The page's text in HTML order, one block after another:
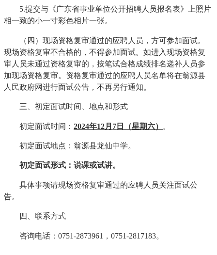
5.提交与《广东省事业单位公开招聘人员报名表》上照片
相一致的小一寸彩色相片一张。
（四）现场资格复审通过的应聘人员，方可参加面试。
现场资格复审不合格的，不得参加面试。如进入现场资格复
审人员未通过资格复审的，按笔试合格成绩排名递补人员参
加现场资格复审。资格复审通过的应聘人员名单将在翁源县
人民政府网进行面试公告，不再另行通知。
三、初定面试时间、地点和形式
初定面试时间：2024年12月 7日（星期六） 。
初定面试地点：翁源县龙仙中学。
初定面试形式：说课或试讲。
具体事项请现场资格复审通过的应聘人员关注面试公
告。
四、联系方式
咨询电话：0751-2873961，0751-2817183。